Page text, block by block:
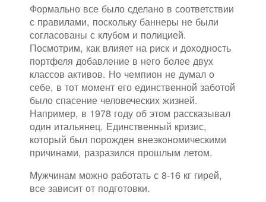
Формально все было сделано в соответствии
с правилами, поскольку баннеры не были
согласованы с клубом и полицией.
Посмотрим, как влияет на риск и доходность
портфеля добавление в него более двух
классов активов. Но чемпион не думал о
себе, в тот момент его единственной заботой
было спасение человеческих жизней.
Например, в 1978 году об этом рассказывал
один итальянец. Единственный кризис,
который был порожден внеэкономическими
причинами, разразился прошлым летом.
Мужчинам можно работать с 8-16 кг гирей,
все зависит от подготовки.